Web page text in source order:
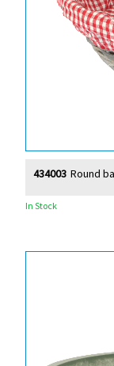
Round
434003
In Stock